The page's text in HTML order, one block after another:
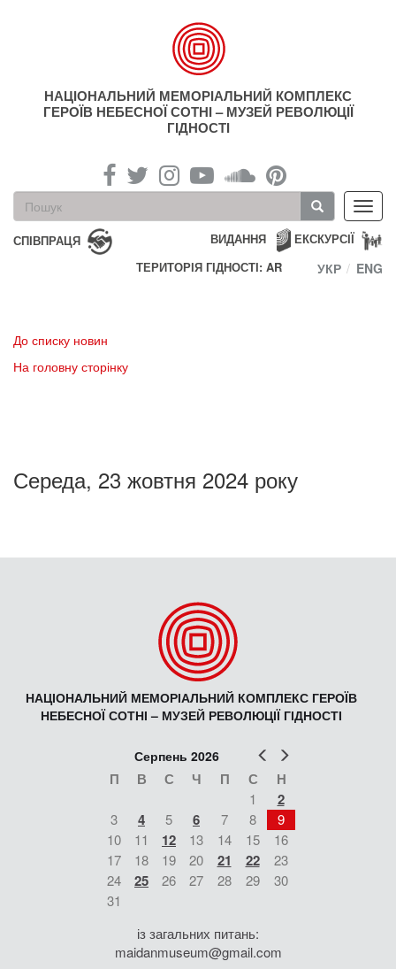
НАЦІОНАЛЬНИЙ МЕМОРІАЛЬНИЙ КОМПЛЕКС
ГЕРОЇВ НЕБЕСНОЇ СОТНІ – МУЗЕЙ РЕВОЛЮЦІЇ
ГІДНОСТІ
Пошукова
форма
Пошук
СПІВПРАЦЯ ЕКСКУРСІЇ
ВИДАННЯ
ТЕРИТОРІЯ ГІДНОСТІ: AR
УКР ENG
До списку новин
На головну сторінку
Середа, 23 жовтня 2024 року
НАЦІОНАЛЬНИЙ МЕМОРІАЛЬНИЙ КОМПЛЕКС ГЕРОЇВ
НЕБЕСНОЇ СОТНІ – МУЗЕЙ РЕВОЛЮЦІЇ ГІДНОСТІ
Попер
Серпень 2026
П В С Ч П С Н
1 2
3 4 5 6 7 8
9
10
11 12 13 14 15
16
17
18 19 20 21 22
23
24
25 26 27 28 29
30
31
із загальних питань:
maidanmuseum@gmail.com